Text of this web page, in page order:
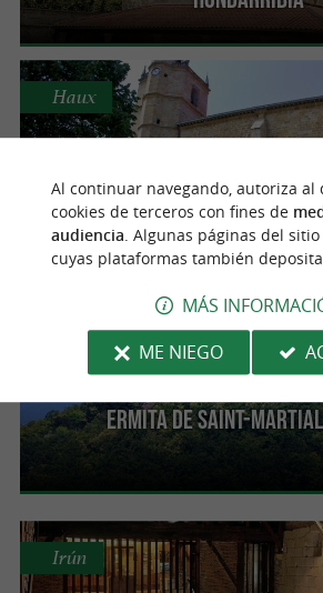
Iglesia de Santa María del
Haux
Ermita de Saint-
Irún
Al continuar navegando, autoriza al
cookies de terceros con fines de
audiencia. Algunas páginas del
cuyas plataformas también
MÁS
ME NIEGO